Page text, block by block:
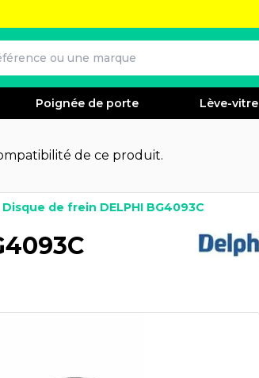
Poignée de porte Lève-vitre
de ce produit.
Disque de frein DELPHI BG4093C